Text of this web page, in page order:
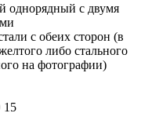
однорядный с двумя
с обеих сторон (в
либо стального
на фотографии)
15